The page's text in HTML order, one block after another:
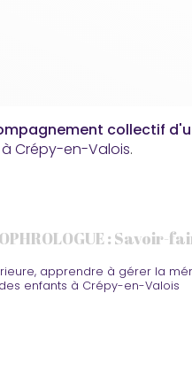
collectif
à Crépy-en-Valois.
: Savoir-
apprendre à gérer la
des enfants à Crépy-en-Valois